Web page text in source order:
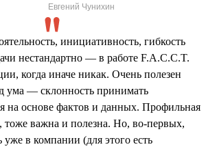
Евгений Чунихин
инициативность, гибкость
нестандартно — в работе F.A.C.C.T.
когда иначе никак. Очень полезен
ума — склонность принимать
на основе фактов и данных. Профильная
тоже важна и полезна. Но, во-первых,
уже в компании (для этого есть